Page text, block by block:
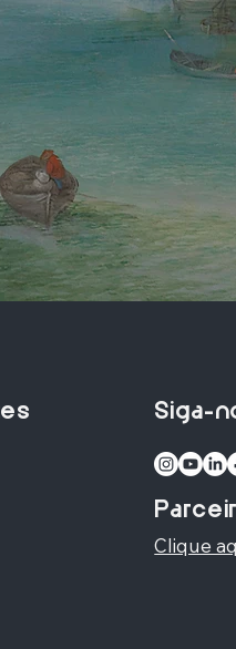
Siga-
Clique